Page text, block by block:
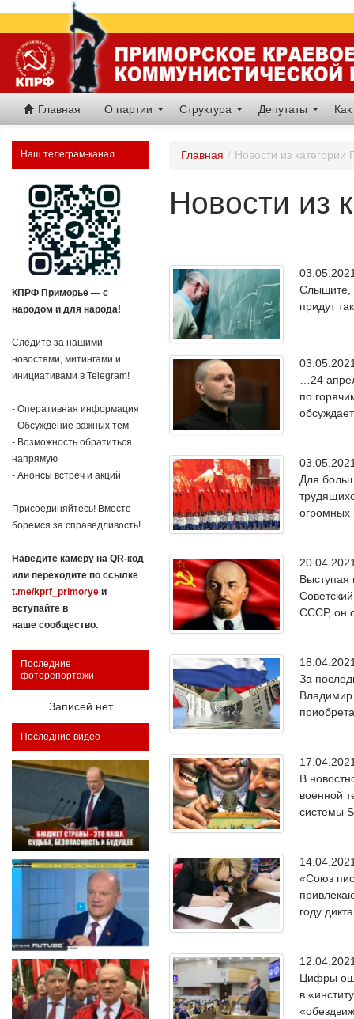
Главная О партии Структура Депутаты
Наш телеграм-канал
КПРФ Приморье — с
народом и для народа!
Следите за нашими
новостями, митингами и
инициативами в Telegram!
- Оперативная информация
- Обсуждение важных тем
- Возможность обратиться
напрямую
- Анонсы встреч и акций
Присоединяйтесь! Вместе
боремся за справедливость!
Наведите камеру на QR-код
или переходите по ссылке
t.me/kprf_primorye и
вступайте в
наше сообщество.
Последние
фоторепортажи
Записей нет
Последние видео
Главная / Новости из категории
Новости из
Слышите,
придут
…24
по
Для
огромных
Выступая
СССР, он
За
Владимир
В
военной
системы
«Союз
году
Цифры
в